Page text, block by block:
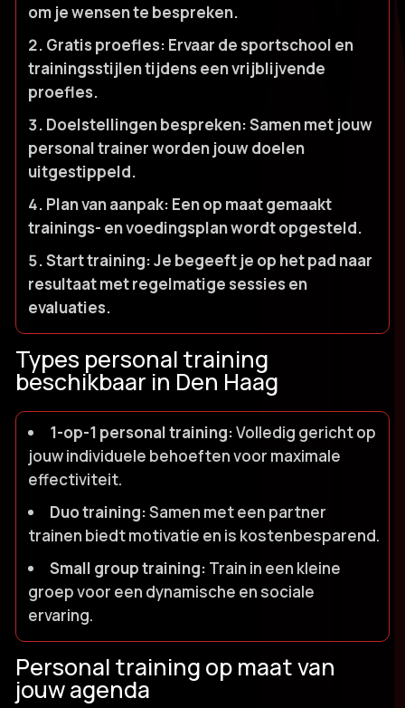
om je wensen te bespreken.​
Gratis proefles: Ervaar de sportschool en
trainingsstijlen tijdens een vrijblijvende
proefles.​
Doelstellingen bespreken:Samen met jouw
personal trainer worden jouw doelen
uitgestippeld.​
Plan van aanpak: Een op maat gemaakt
trainings- en voedingsplan wordt opgesteld.​
Start training:Je begeeft je op het pad naar
resultaat met regelmatige sessies en
evaluaties.​
Types personal training
beschikbaar in Den Haag
1-op-1 personal training:Volledig gericht op
jouw individuele behoeften voor maximale
effectiviteit.​
Duo training:Samen met een partner
trainen biedt motivatie en is kostenbesparend.​
Small group training: Train in een kleine
groep voor een dynamische en sociale
ervaring.​
Personal training op maat van
jouw agenda